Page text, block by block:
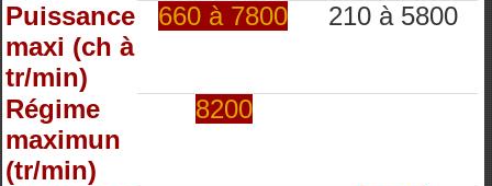
Puissance
maxi (ch à
tr/min)
660 à 7800 210 à 5800
Régime
maximun
(tr/min)
8200